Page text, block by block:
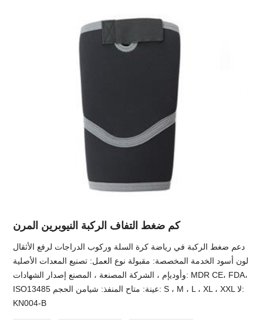
كم ضغط التفاف الركبة النيوبرين المرن
دعم ضغط الركبة في رياضة كرة السلة وركوب الدراجات لرفع الأثقال
لون أسود الخدمة المخصصة: مقبولة نوع العمل: تصنيع المعدات الأصلية
وأوديإم ، الشركة المصنعة ، المصنع إصدار الشهادات: MDR CE، FDA،
ISO13485 عينة: متاح المنفذ: شيامن الحجم: S ، M ، L ، XL ، XXL لا:
KN004-B